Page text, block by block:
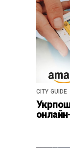
CITY GUIDE